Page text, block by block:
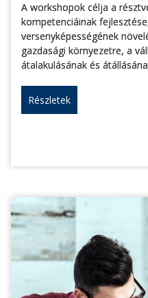
A workshopok célja a
kompetenciáinak
versenyképességének
gazdasági környezetre, a
átalakulásának és
Részletek